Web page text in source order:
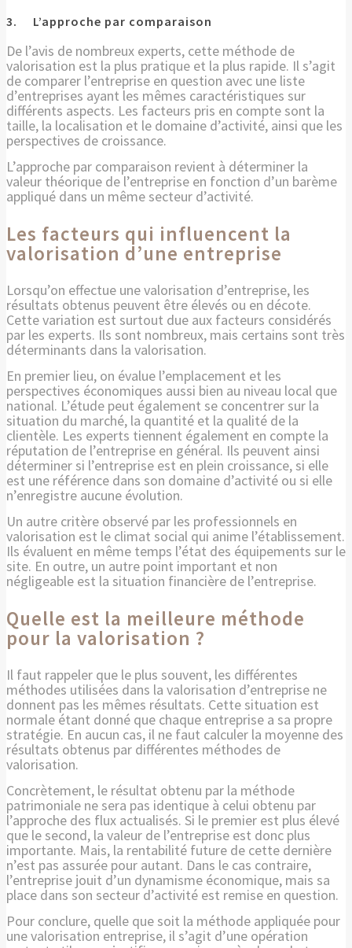
3. L’approche par comparaison
De l’avis de nombreux experts, cette méthode de
valorisation est la plus pratique et la plus rapide. Il s’agit
de comparer l’entreprise en question avec une liste
d’entreprises ayant les mêmes caractéristiques sur
différents aspects. Les facteurs pris en compte sont la
taille, la localisation et le domaine d’activité, ainsi que les
perspectives de croissance.
L’approche par comparaison revient à déterminer la
valeur théorique de l’entreprise en fonction d’un barème
appliqué dans un même secteur d’activité.
Les facteurs qui influencent la
valorisation d’une entreprise
Lorsqu’on effectue une valorisation d’entreprise, les
résultats obtenus peuvent être élevés ou en décote.
Cette variation est surtout due aux facteurs considérés
par les experts. Ils sont nombreux, mais certains sont très
déterminants dans la valorisation.
En premier lieu, on évalue l’emplacement et les
perspectives économiques aussi bien au niveau local que
national. L’étude peut également se concentrer sur la
situation du marché, la quantité et la qualité de la
clientèle. Les experts tiennent également en compte la
réputation de l’entreprise en général. Ils peuvent ainsi
déterminer si l’entreprise est en plein croissance, si elle
est une référence dans son domaine d’activité ou si elle
n’enregistre aucune évolution.
Un autre critère observé par les professionnels en
valorisation est le climat social qui anime l’établissement.
Ils évaluent en même temps l’état des équipements sur le
site. En outre, un autre point important et non
négligeable est la situation financière de l’entreprise.
Quelle est la meilleure méthode
pour la valorisation ?
Il faut rappeler que le plus souvent, les différentes
méthodes utilisées dans la valorisation d’entreprise ne
donnent pas les mêmes résultats. Cette situation est
normale étant donné que chaque entreprise a sa propre
stratégie. En aucun cas, il ne faut calculer la moyenne des
résultats obtenus par différentes méthodes de
valorisation.
Concrètement, le résultat obtenu par la méthode
patrimoniale ne sera pas identique à celui obtenu par
l’approche des flux actualisés. Si le premier est plus élevé
que le second, la valeur de l’entreprise est donc plus
importante. Mais, la rentabilité future de cette dernière
n’est pas assurée pour autant. Dans le cas contraire,
l’entreprise jouit d’un dynamisme économique, mais sa
place dans son secteur d’activité est remise en question.
Pour conclure, quelle que soit la méthode appliquée pour
une valorisation entreprise, il s’agit d’une opération